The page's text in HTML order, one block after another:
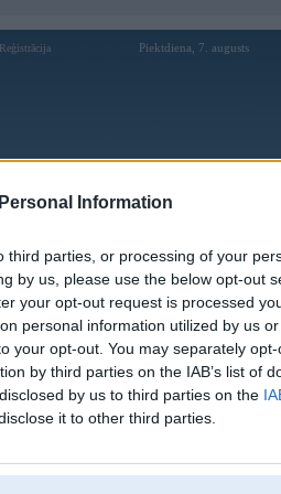
Information
parties, or processing of your
by us, please use the below opt-out
your opt-out request is processed
personal information utilized by us
your opt-out. You may separately
by third parties on the IAB’s list of
by us to third parties on the
it to other third parties.
Reģistrācija Piektdiena, 7. augusts
Reģistrācija Lietotāji
profils
pggamecom
0
ziņojumi forumā